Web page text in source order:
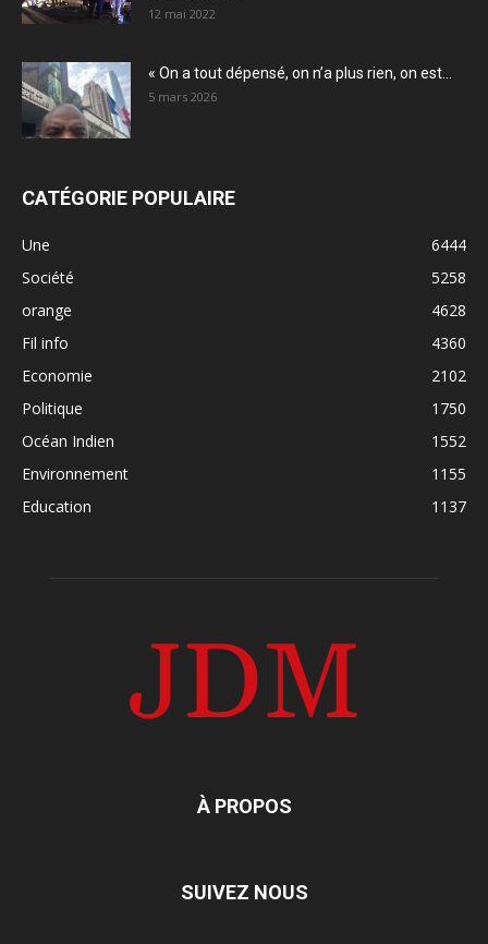
12 mai 2022
« On a tout dépensé, on n’a plus rien, on est...
5 mars 2026
CATÉGORIE POPULAIRE
Une
6444
Société
5258
orange
4628
Fil info
4360
Economie
2102
Politique
1750
Océan Indien
1552
Environnement
1155
Education
1137
À PROPOS
SUIVEZ NOUS